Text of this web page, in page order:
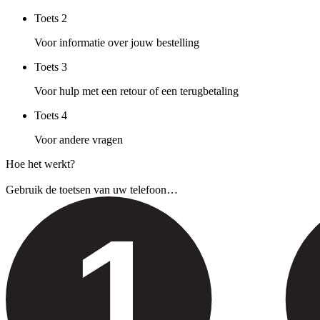
Toets 2
Voor informatie over jouw bestelling
Toets 3
Voor hulp met een retour of een terugbetaling
Toets 4
Voor andere vragen
Hoe het werkt?
Gebruik de toetsen van uw telefoon…